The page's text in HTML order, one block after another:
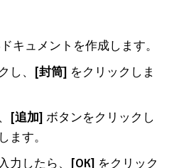
キュメントを作成します。
し、 [封筒] をクリックしま
[追加] ボタンをクリックし
ます。
力したら、
[OK] をクリック